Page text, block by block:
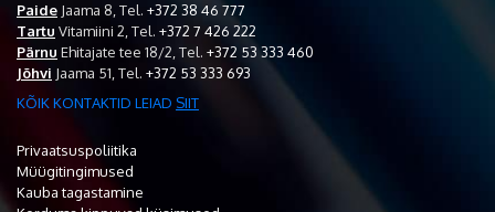
Paide Jaama 8, Tel. +372 38 46 777
Tartu Vitamiini 2, Tel. +372 7 426 222
Pärnu Ehitajate tee 18/2, Tel. +372 53 333 460
Jõhvi Jaama 51, Tel. +372 53 333 693
KÕIK KONTAKTID LEIAD SIIT
Privaatsuspoliitika
Müügitingimused
Kauba tagastamine